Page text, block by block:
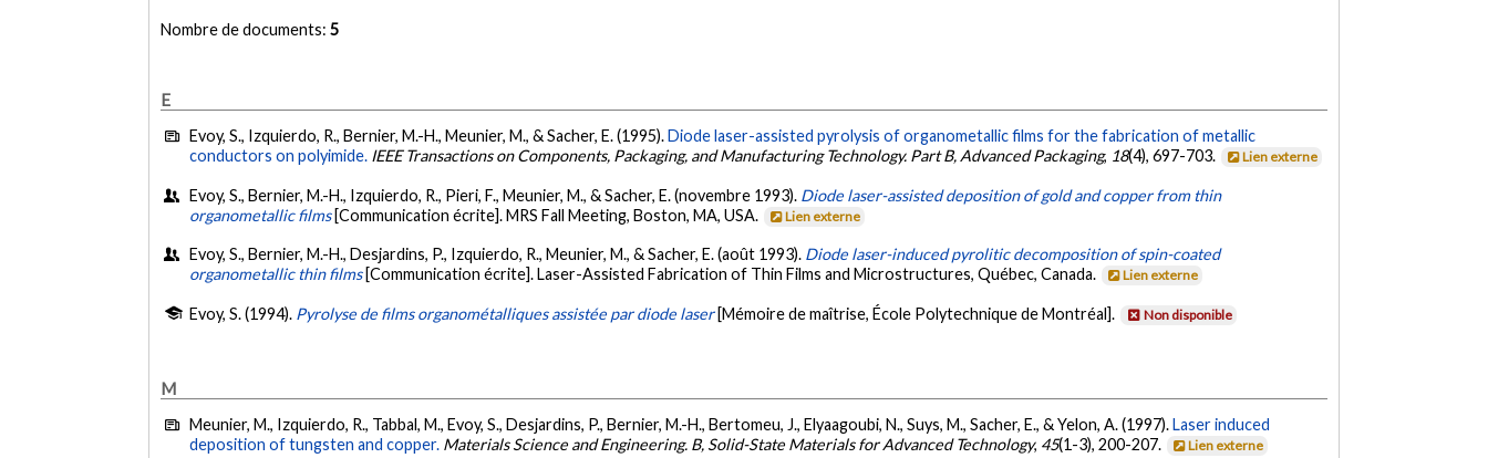
Nombre de documents:5
E
Evoy, S., Izquierdo, R., Bernier, M.-H., Meunier, M., & Sacher, E. (1995).Diode laser-assisted pyrolysis of organometallic films for the fabrication of metallic
conductors on polyimide. IEEE Transactions on Components, Packaging, and Manufacturing Technology. Part B, Advanced Packaging, 18(4), 697-703. Lien externe
Evoy, S., Bernier, M.-H., Izquierdo, R., Pieri, F., Meunier, M., & Sacher, E. (novembre 1993). Diode laser-assisted deposition of gold and copper from thin
organometallic films [Communication écrite]. MRS Fall Meeting, Boston, MA, USA. Lien externe
Evoy, S., Bernier, M.-H., Desjardins, P., Izquierdo, R., Meunier, M., & Sacher, E. (août 1993). Diode laser-induced pyrolitic decomposition of spin-coated
organometallic thin films [Communication écrite]. Laser-Assisted Fabrication of Thin Films and Microstructures, Québec, Canada. Lien externe
Evoy, S. (1994). Pyrolyse de films organométalliques assistée par diode laser [Mémoire de maîtrise, École Polytechnique de Montréal]. Non disponible
M
Meunier, M., Izquierdo, R., Tabbal, M., Evoy, S., Desjardins, P., Bernier, M.-H., Bertomeu, J., Elyaagoubi, N., Suys, M., Sacher, E., & Yelon, A. (1997).Laser induced
deposition of tungsten and copper. Materials Science and Engineering. B, Solid-State Materials for Advanced Technology, 45(1-3), 200-207. Lien externe